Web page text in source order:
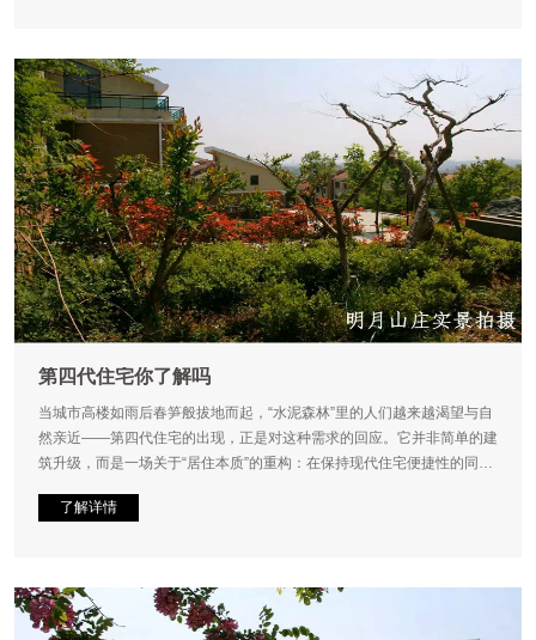
第四代住宅你了解吗
当城市高楼如雨后春笋般拔地而起，“水泥森林”里的人们越来越渴望与自
然亲近——第四代住宅的出现，正是对这种需求的回应。它并非简单的建
筑升级，而是一场关于“居住本质”的重构：在保持现代住宅便捷性的同
了解详情